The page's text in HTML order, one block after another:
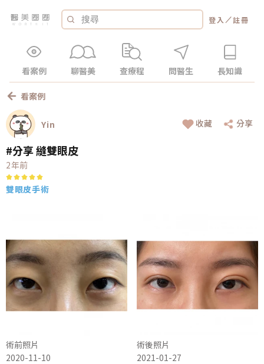
登入 ／註冊
看案例 聊醫美 查療程 問醫生 長知識
看案例
Yin 收藏 分享
#分享 縫雙眼皮
2年前
雙眼皮手術
術前照片
2020-11-10
術後照片
2021-01-27